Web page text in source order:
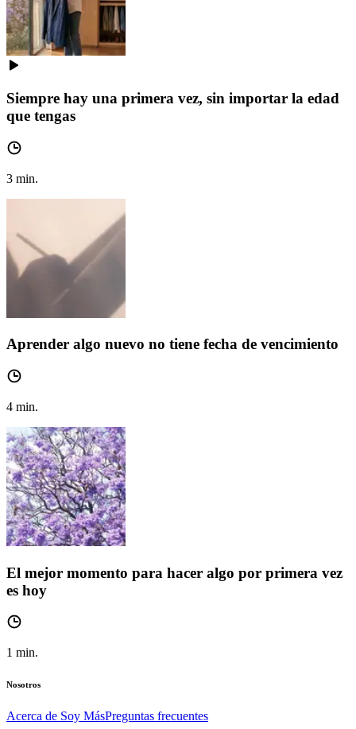
Siempre hay una primera vez, sin importar la edad
que tengas
3 min.
Aprender algo nuevo no tiene fecha de vencimiento
4 min.
El mejor momento para hacer algo por primera vez
es hoy
1 min.
Nosotros
Acerca de Soy MásPreguntas frecuentes